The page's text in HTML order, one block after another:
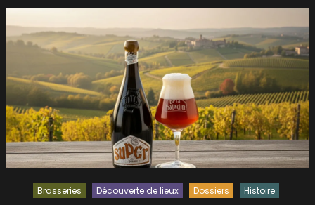
Brasseries Découverte de lieux Dossiers Histoire